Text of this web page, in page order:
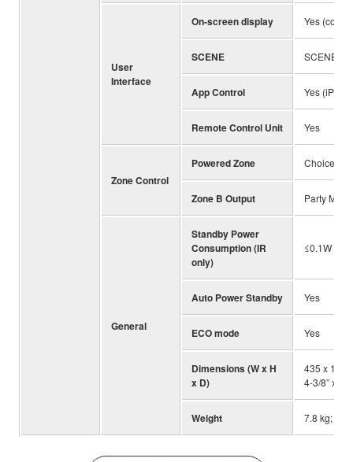
User
Interface
On-screen display Yes
SCENE SCENE (4
App Control Yes
Remote Control Unit Yes
Zone Control
Powered Zone Choice of
Zone B Output Party Mode
General
Standby Power
Consumption (IR
only)
≤0.1W
Auto Power Standby Yes
ECO mode Yes
Dimensions (W x H
x D)
435 x 111
4-3/8” x
Weight 7.8 kg;